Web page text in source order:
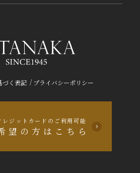
づく表記 / プライバシーポリシー
ジットカードのご利用可能
望の方はこちら